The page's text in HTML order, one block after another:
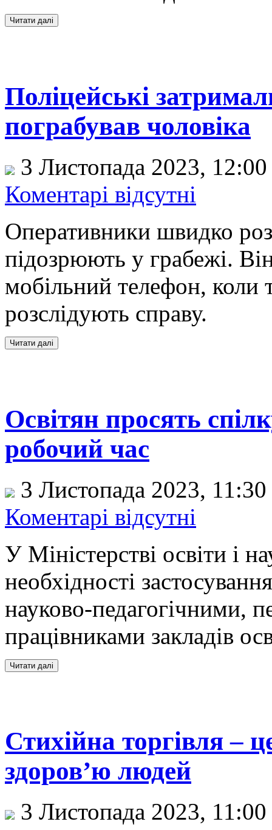
Поліцейські
пограбував чоловіка
3 Листопада 2023,
Коментарі відсутні
Оперативники швидко
підозрюють у грабежі.
мобільний телефон, коли
розслідують справу.
Освітян просять
робочий час
3 Листопада 2023, 11:30
Коментарі відсутні
У Міністерстві освіти і
необхідності
науково-педагогічними,
працівниками закладів
Стихійна торгівля –
здоров’ю людей
3 Листопада 2023, 11:00